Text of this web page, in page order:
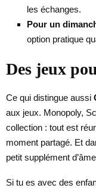
les échanges.
Pour un
option pratique
Des jeux
Ce qui distingue aussi
aux jeux. Monopoly,
collection : tout est
moment partagé. Et
petit supplément
Si tu es avec des